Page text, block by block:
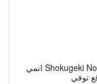
انمي Shokugeki No Souma الحلقة 19 مترجم انمي ليك انمي